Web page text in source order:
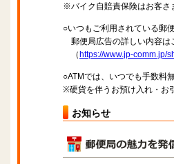
※バイク自賠責保険はお客さ
○いつもご利用されている郵
郵便局広告の詳しい内容は
（ https://www.jp-comm.jp/
○ATMでは、いつでも手数料
※硬貨を伴うお預け入れ・お
お知らせ